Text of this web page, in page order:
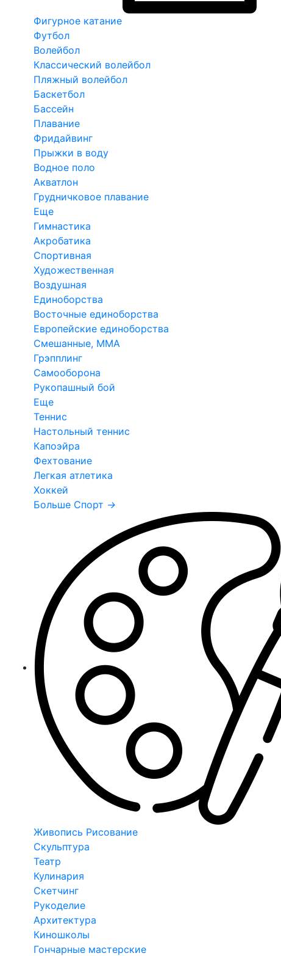
Фигурное катание
Футбол
Волейбол
Классический волейбол
Пляжный волейбол
Баскетбол
Бассейн
Плавание
Фридайвинг
Прыжки в воду
Водное поло
Акватлон
Грудничковое плавание
Еще
Гимнастика
Акробатика
Спортивная
Художественная
Воздушная
Единоборства
Восточные единоборства
Европейские единоборства
Смешанные, ММА
Грэпплинг
Самооборона
Рукопашный бой
Еще
Теннис
Настольный теннис
Капоэйра
Фехтование
Легкая атлетика
Хоккей
Больше Спорт →
Живопись Рисование
Скульптура
Театр
Кулинария
Скетчинг
Рукоделие
Архитектура
Киношколы
Гончарные мастерские